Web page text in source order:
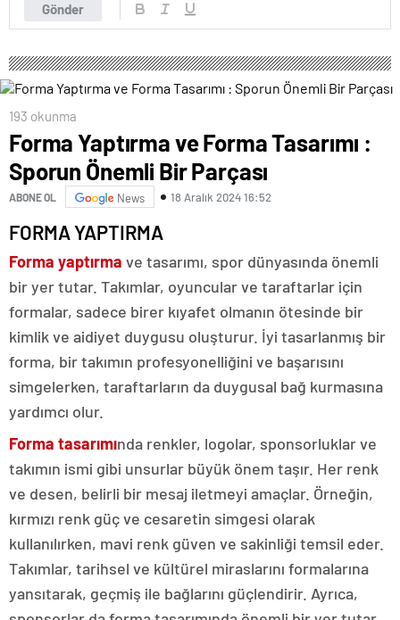
Gönder
193 okunma
Forma Yaptırma ve Forma Tasarımı :
Sporun Önemli Bir Parçası
ABONE OL News 18 Aralık 2024 16:52
FORMA YAPTIRMA
Forma yaptırma ve tasarımı, spor dünyasında önemli
bir yer tutar. Takımlar, oyuncular ve taraftarlar için
formalar, sadece birer kıyafet olmanın ötesinde bir
kimlik ve aidiyet duygusu oluşturur. İyi tasarlanmış bir
forma, bir takımın profesyonelliğini ve başarısını
simgelerken, taraftarların da duygusal bağ kurmasına
yardımcı olur.
Forma tasarımında renkler, logolar, sponsorluklar ve
takımın ismi gibi unsurlar büyük önem taşır. Her renk
ve desen, belirli bir mesaj iletmeyi amaçlar. Örneğin,
kırmızı renk güç ve cesaretin simgesi olarak
kullanılırken, mavi renk güven ve sakinliği temsil eder.
Takımlar, tarihsel ve kültürel miraslarını formalarına
yansıtarak, geçmiş ile bağlarını güçlendirir. Ayrıca,